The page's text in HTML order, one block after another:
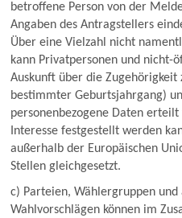
betroffene Person von der
Angaben des Antragstellers
Über eine Vielzahl nicht
kann Privatpersonen und nicht-
Auskunft über die Zugehörigkeit
bestimmter Geburtsjahrgang)
personenbezogene Daten
Interesse festgestellt werden
außerhalb der Europäischen
Stellen gleichgesetzt.
c) Parteien, Wählergruppen und
Wahlvorschlägen können im